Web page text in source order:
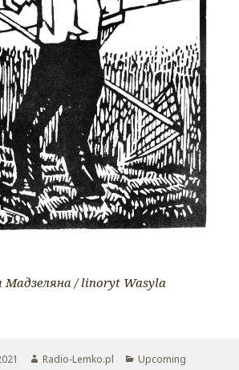
Мадзеляна / linoryt Wasyla
Autor
Radio-Lemko.pl Kategorie
Upcoming